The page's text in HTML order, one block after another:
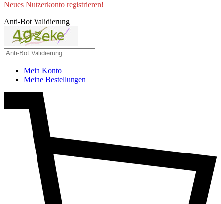
Neues Nutzerkonto registrieren!
Anti-Bot Validierung
Mein Konto
Meine Bestellungen